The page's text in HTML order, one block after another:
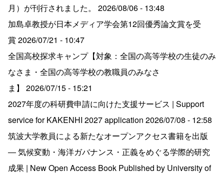
月）が刊行されました。
2026/08/06 - 13:48
加島卓教授が日本メディア学会第12回優秀論文賞を受
賞 2026/07/21 - 10:47
全国高校探求キャンプ【対象：全国の高等学校の生徒のみ
なさま・全国の高等学校の教職員のみなさ
ま】
2026/07/15 - 15:21
2027年度の科研費申請に向けた支援サービス | Support
service for KAKENHI 2027 application 2026/07/08 - 12:58
筑波大学教員による新たなオープンアクセス書籍を出版
― 気候変動・海洋ガバナンス・正義をめぐる学際的研究
成果 | New Open Access Book Published by University of